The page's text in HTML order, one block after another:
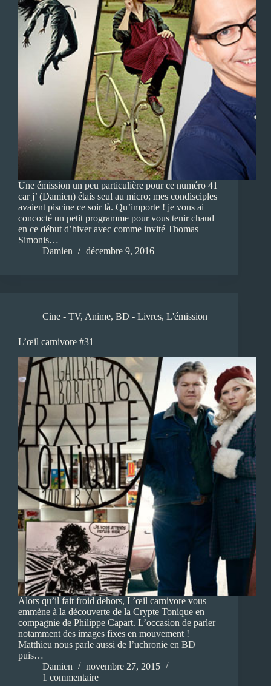
Une émission un peu particulière pour ce numéro 41
car j’ (Damien) étais seul au micro; mes condisciples
avaient piscine ce soir là. Qu’importe ! je vous ai
concocté un petit programme pour vous tenir chaud
en ce début d’hiver avec comme invité Thomas
Simonis…
Damien
décembre 9, 2016
Cine - TV, Anime, BD - Livres, L'émission
L’œil carnivore #31
Alors qu’il fait froid dehors, L’œil carnivore vous
emmène à la découverte de la Crypte Tonique en
compagnie de Philippe Capart. L’occasion de parler
notamment des images fixes en mouvement !
Matthieu nous parle aussi de l’uchronie en BD
puis…
Damien
novembre 27, 2015
1 commentaire